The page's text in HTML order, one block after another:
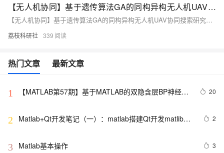
【无人机协同】基于遗传算法GA的同构异构无人机UAV协同搜索研究（Matlab代码实现）
【无人机协同】基于遗传算法GA的同构异构无人机UAV协同搜索研究（Matlab代码实现）
荔枝科研社 339
热门文章 最新文章
1
【MATLAB第57期】基于MATLAB的双隐含层BP神经网
20
2
Matlab+Qt开发笔记（一）：matlab搭建Qt开发matlib环
2
3 Matlab基本操作 3